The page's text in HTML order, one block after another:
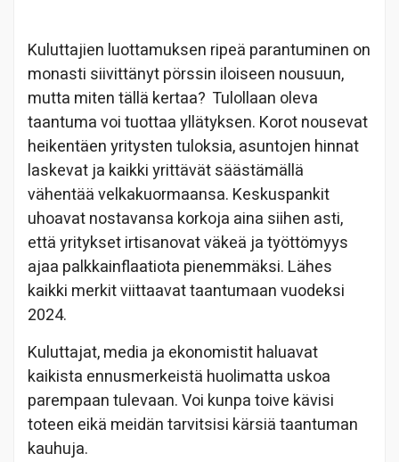
Kuluttajien luottamuksen ripeä parantuminen on
monasti siivittänyt pörssin iloiseen nousuun,
mutta miten tällä kertaa? Tulollaan oleva
taantuma voi tuottaa yllätyksen. Korot nousevat
heikentäen yritysten tuloksia, asuntojen hinnat
laskevat ja kaikki yrittävät säästämällä
vähentää velkakuormaansa. Keskuspankit
uhoavat nostavansa korkoja aina siihen asti,
että yritykset irtisanovat väkeä ja työttömyys
ajaa palkkainflaatiota pienemmäksi. Lähes
kaikki merkit viittaavat taantumaan vuodeksi
2024.
Kuluttajat, media ja ekonomistit haluavat
kaikista ennusmerkeistä huolimatta uskoa
parempaan tulevaan. Voi kunpa toive kävisi
toteen eikä meidän tarvitsisi kärsiä taantuman
kauhuja.